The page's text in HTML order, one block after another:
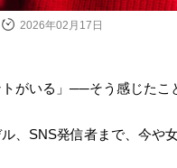
2026年02月17日
トがいる」──そう感じたこ
、SNS発信者まで、今や